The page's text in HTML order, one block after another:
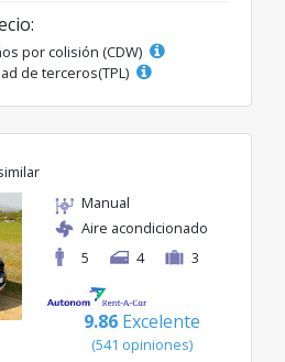
por colisión (CDW)
de terceros(TPL)
Manual
Aire acondicionado
5
4 3
9.86 Excelente
(541 opiniones)